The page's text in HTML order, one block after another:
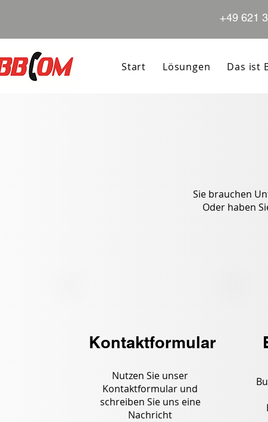
+49 621
Start Lösungen Das ist
Sie brauchen
Oder haben
Kontaktformular
Nutzen Sie unser
Kontaktformular und
schreiben Sie uns eine
Nachricht